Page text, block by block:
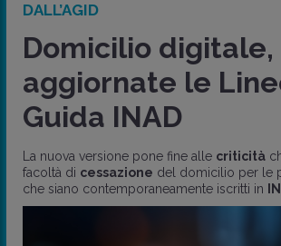
DALL’AGID
Domicilio digitale,
aggiornate le
Guida INAD
La nuova versione pone fine alle criticità
facoltà di cessazione del domicilio per le
che siano contemporaneamente iscritti in